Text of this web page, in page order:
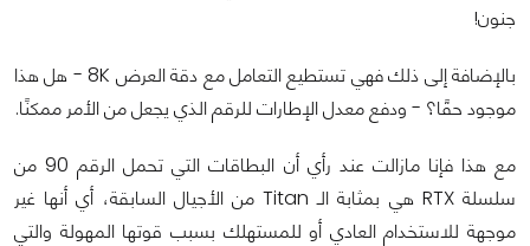
جنون!
بالإضافة إلى ذلك فهي تستطيع التعامل مع دقة العرض 8K - هل هذا
موجود حقًا؟ - ودفع معدل الإطارات للرقم الذي يجعل من الأمر ممكنًا.
مع هذا فإنا مازالت عند رأي أن البطاقات التي تحمل الرقم 90 من
سلسلة RTX هي بمثابة الـ Titan من الأجيال السابقة، أي أنها غير
موجهة للاستخدام العادي أو للمستهلك بسبب قوتها المهولة والتي